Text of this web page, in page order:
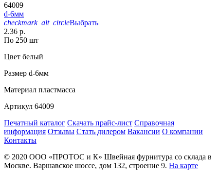
64009
d-6мм
checkmark_alt_circleВыбрать
2.36 р.
По 250 шт
Цвет белый
Размер d-6мм
Материал пластмасса
Артикул 64009
Печатный каталог Скачать прайс-лист Справочная
информация Отзывы Стать дилером Вакансии О компании
Контакты
© 2020 ООО «ПРОТОС и К» Швейная фурнитура со склада в
Москве. Варшавское шоссе, дом 132, строение 9. На карте